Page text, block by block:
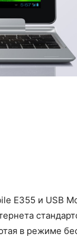
E355 и USB
в режиме